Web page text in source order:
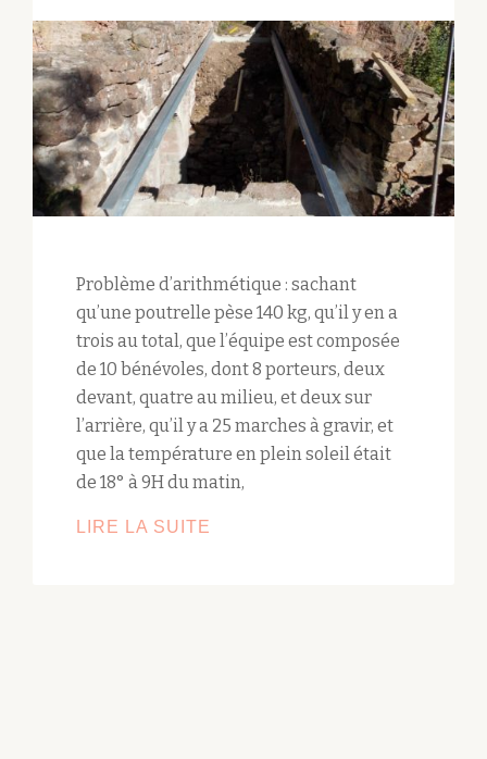
Problème d’arithmétique : sachant
qu’une poutrelle pèse 140 kg, qu’il y en a
trois au total, que l’équipe est composée
de 10 bénévoles, dont 8 porteurs, deux
devant, quatre au milieu, et deux sur
l’arrière, qu’il y a 25 marches à gravir, et
que la température en plein soleil était
de 18° à 9H du matin,
LIRE LA SUITE